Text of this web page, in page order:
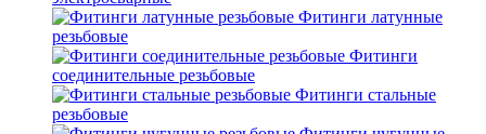
Фитинги латунные
резьбовые
Фитинги
соединительные резьбовые
Фитинги стальные
резьбовые